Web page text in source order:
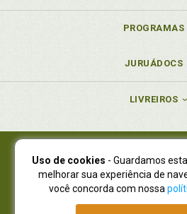
PROGRAMAS
JURUÁDOCS
LIVREIROS
Juruá Editora Ltda., CNPJ
Juruá Informática Ltda., CNPJ
NOVO ENDEREÇO:R. Flávio
Curitiba - Paraná - CEP
Uso de cookies - Guardamos
melhorar sua experiência de
você concorda com nossa